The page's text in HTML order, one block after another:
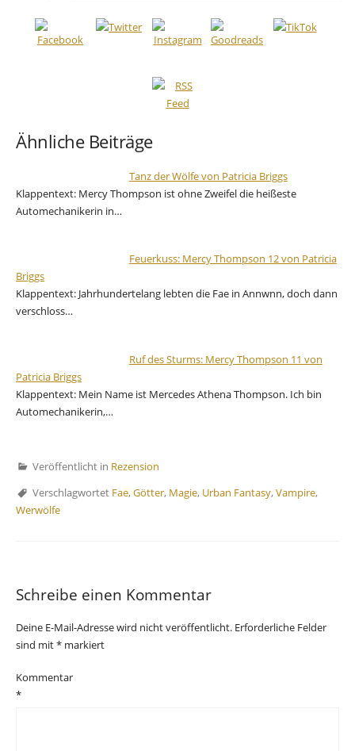
Ähnliche Beiträge
Tanz der Wölfe von Patricia Briggs
Klappentext: Mercy Thompson ist ohne Zweifel die heißeste
Automechanikerin in…
Feuerkuss: Mercy Thompson 12 von Patricia
Briggs
Klappentext: Jahrhundertelang lebten die Fae in Annwnn, doch dann
verschloss…
Ruf des Sturms: Mercy Thompson 11 von
Patricia Briggs
Klappentext: Mein Name ist Mercedes Athena Thompson. Ich bin
Automechanikerin,…
Veröffentlicht in Rezension
Verschlagwortet Fae,Götter, Magie, Urban Fantasy,Vampire,
Werwölfe
Schreibe einen Kommentar
Deine E-Mail-Adresse wird nicht veröffentlicht. Erforderliche Felder
sind mit* markiert
Kommentar
*